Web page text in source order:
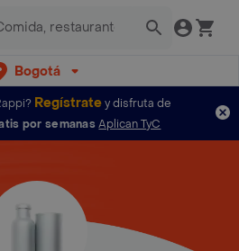
Bogotá
Regístratey disfruta de
por semanas Aplican TyC